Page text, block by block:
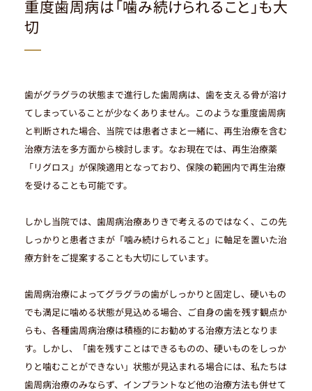
重度歯周病は「噛み続けられること」も大
切
歯がグラグラの状態まで進行した歯周病は、歯を支える骨が溶け
てしまっていることが少なくありません。このような重度歯周病
と判断された場合、当院では患者さまと一緒に、再生治療を含む
治療方法を多方面から検討します。なお現在では、再生治療薬
「リグロス」が保険適用となっており、保険の範囲内で再生治療
を受けることも可能です。
しかし当院では、歯周病治療ありきで考えるのではなく、この先
しっかりと患者さまが「噛み続けられること」に軸足を置いた治
療方針をご提案することも大切にしています。
歯周病治療によってグラグラの歯がしっかりと固定し、硬いもの
でも満足に噛める状態が見込める場合、ご自身の歯を残す観点か
らも、各種歯周病治療は積極的にお勧めする治療方法となりま
す。しかし、「歯を残すことはできるものの、硬いものをしっか
りと噛むことができない」状態が見込まれる場合には、私たちは
歯周病治療のみならず、インプラントなど他の治療方法も併せて